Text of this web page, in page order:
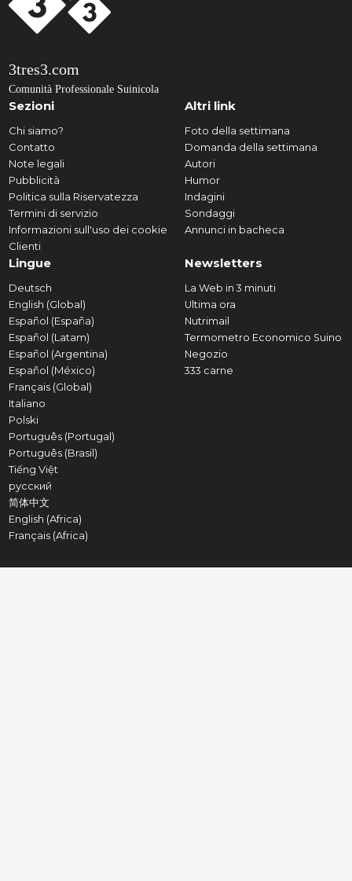
3tres3.com
Comunità Professionale Suinicola
Sezioni
Chi siamo?
Contatto
Note legali
Pubblicità
Politica sulla Riservatezza
Termini di servizio
Informazioni sull'uso dei cookie
Clienti
Altri link
Foto della settimana
Domanda della settimana
Autori
Humor
Indagini
Sondaggi
Annunci in bacheca
Lingue
Deutsch
English (Global)
Español (España)
Español (Latam)
Español (Argentina)
Español (México)
Français (Global)
Italiano
Polski
Português (Portugal)
Português (Brasil)
Tiếng Việt
русский
简体中文
English (Africa)
Français (Africa)
Newsletters
La Web in 3 minuti
Ultima ora
Nutrimail
Termometro Economico Suino
Negozio
333 carne